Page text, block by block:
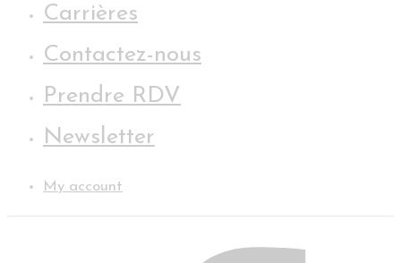
Carrières
Contactez-nous
Prendre RDV
Newsletter
My account